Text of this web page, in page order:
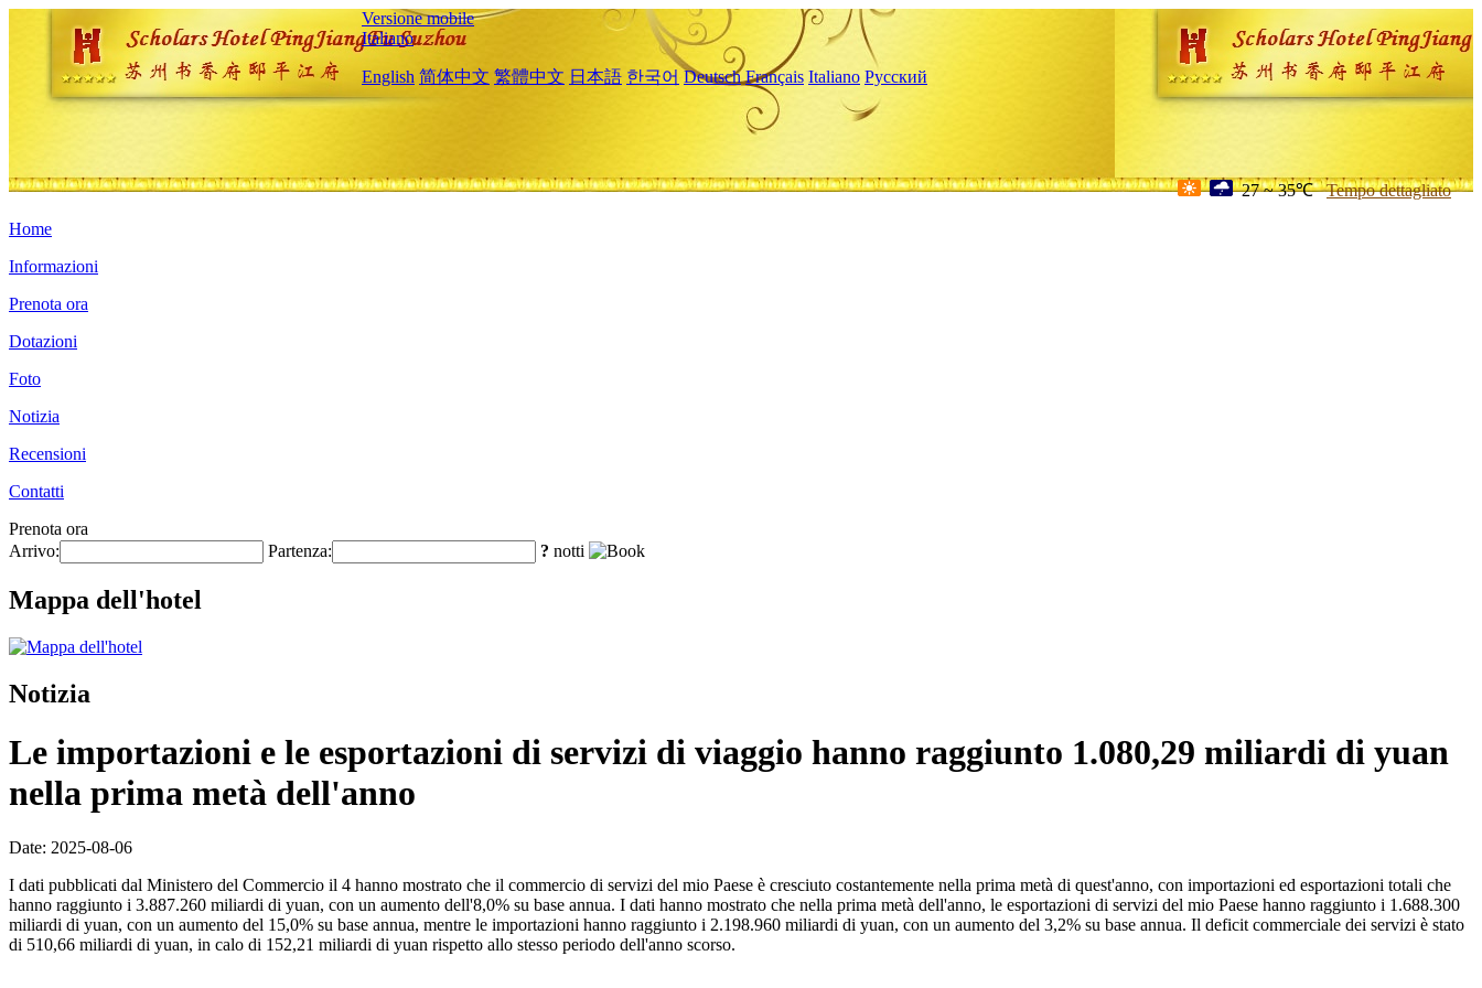
Versione mobile
Italiano
English 简体中文 繁體中文 日本語 한국어 Deutsch Français Italiano Русский
27 ~ 35℃ Tempo dettagliato
Home
Informazioni
Prenota ora
Dotazioni
Foto
Notizia
Recensioni
Contatti
Prenota ora
Arrivo:
Partenza: ? notti
Mappa dell'hotel
Notizia
Le importazioni e le esportazioni di servizi di viaggio hanno raggiunto 1.080,29 miliardi di yuan
nella prima metà dell'anno
Date: 2025-08-06
I dati pubblicati dal Ministero del Commercio il 4 hanno mostrato che il commercio di servizi del mio Paese è cresciuto costantemente nella prima metà di quest'anno, con importazioni ed esportazioni totali che
hanno raggiunto i 3.887.260 miliardi di yuan, con un aumento dell'8,0% su base annua. I dati hanno mostrato che nella prima metà dell'anno, le esportazioni di servizi del mio Paese hanno raggiunto i 1.688.300
miliardi di yuan, con un aumento del 15,0% su base annua, mentre le importazioni hanno raggiunto i 2.198.960 miliardi di yuan, con un aumento del 3,2% su base annua. Il deficit commerciale dei servizi è stato
di 510,66 miliardi di yuan, in calo di 152,21 miliardi di yuan rispetto allo stesso periodo dell'anno scorso.